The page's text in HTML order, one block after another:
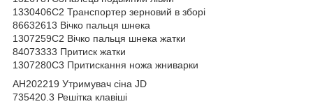
1330406С2 Транспортер зерновий в зборі
86632613 Вічко пальця шнека
1307259С2 Вічко пальця шнека жатки
84073333 Притиск жатки
1307280С3 Притискання ножа жниварки
AH202219 Утримувач сіна JD
735420.3 Решітка клавіші